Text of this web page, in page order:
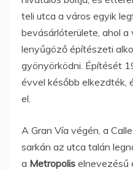
teli utca a város egyik
bevásárlóterülete, ahol a
lenyűgöző építészeti
gyönyörködni. Építését
évvel később elkezdték,
el.
A Gran Vía végén, a
sarkán az utca talán
a Metropolis elnevezésű